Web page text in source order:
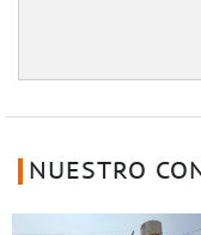
NUESTRO